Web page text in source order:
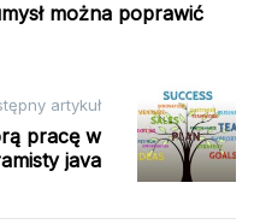
można poprawić
artykuł
pracę w
java